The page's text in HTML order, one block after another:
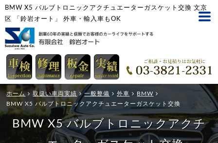
BMW X5 バルブトロニックアクチュエーターガスケット交換 文京
区 「鈴岩オート」 外車・輸入車もOK
ホーム 取扱い車両実績 一般整備 外車
BMW
BMW X5 バルブトロニックアクチュエーターガスケット交換
BMW X5 バルブトロニックアクチ